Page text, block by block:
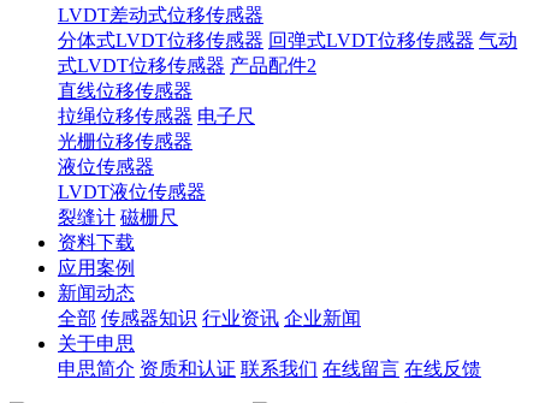
LVDT差动式位移传感器
分体式LVDT位移传感器 回弹式LVDT位移传感器 气动
式LVDT位移传感器 产品配件2
直线位移传感器
拉绳位移传感器 电子尺
光栅位移传感器
液位传感器
LVDT液位传感器
裂缝计 磁栅尺
资料下载
应用案例
新闻动态
全部 传感器知识 行业资讯 企业新闻
关于申思
申思简介 资质和认证 联系我们 在线留言 在线反馈